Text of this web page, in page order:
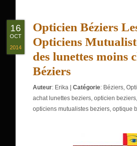
Opticien Béziers
Opticiens
des lunettes moins
Béziers
Auteur: Erika |Catégorie: Béziers,
achat lunettes beziers,opticien beziers
opticiens mutualistes beziers,optique
16
OCT
2014